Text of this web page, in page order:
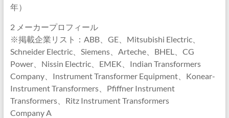
年）
2 メーカープロフィール
※掲載企業リスト：ABB、GE、Mitsubishi Electric、
Schneider Electric、Siemens、Arteche、BHEL、CG
Power、Nissin Electric、EMEK、Indian Transformers
Company、Instrument Transformer Equipment、Konear-
Instrument Transformers、Pfiffner Instrument
Transformers、Ritz Instrument Transformers
Company A